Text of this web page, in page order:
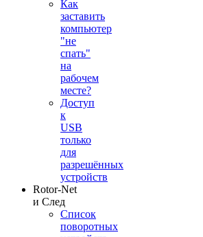
Как
заставить
компьютер
"не
спать"
на
рабочем
месте?
Доступ
к
USB
только
для
разрешённых
устройств
Rotor-Net
и След
Список
поворотных